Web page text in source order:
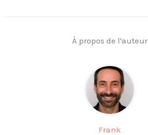
À propos de l'auteur
Frank